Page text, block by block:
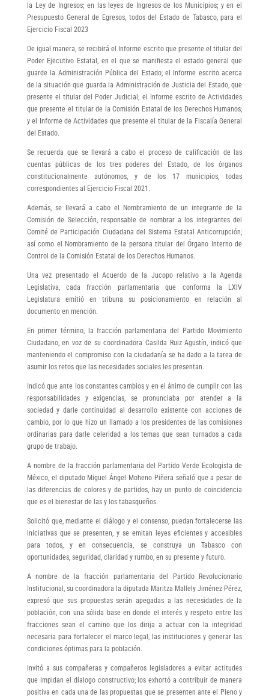
la Ley de Ingresos; en las leyes de Ingresos de los Municipios; y en el
Presupuesto General de Egresos, todos del Estado de Tabasco, para el
Ejercicio Fiscal 2023
De igual manera, se recibirá el Informe escrito que presente el titular del
Poder Ejecutivo Estatal, en el que se manifiesta el estado general que
guarde la Administración Pública del Estado; el Informe escrito acerca
de la situación que guarda la Administración de Justicia del Estado, que
presente el titular del Poder Judicial; el Informe escrito de Actividades
que presente el titular de la Comisión Estatal de los Derechos Humanos;
y el Informe de Actividades que presente el titular de la Fiscalía General
del Estado.
Se recuerda que se llevará a cabo el proceso de calificación de las
cuentas públicas de los tres poderes del Estado, de los órganos
constitucionalmente autónomos, y de los 17 municipios, todas
correspondientes al Ejercicio Fiscal 2021.
Además, se llevará a cabo el Nombramiento de un integrante de la
Comisión de Selección, responsable de nombrar a los integrantes del
Comité de Participación Ciudadana del Sistema Estatal Anticorrupción;
así como el Nombramiento de la persona titular del Órgano Interno de
Control de la Comisión Estatal de los Derechos Humanos.
Una vez presentado el Acuerdo de la Jucopo relativo a la Agenda
Legislativa, cada fracción parlamentaria que conforma la LXIV
Legislatura emitió en tribuna su posicionamiento en relación al
documento en mención.
En primer término, la fracción parlamentaria del Partido Movimiento
Ciudadano, en voz de su coordinadora Casilda Ruiz Agustín, indicó que
manteniendo el compromiso con la ciudadanía se ha dado a la tarea de
asumir los retos que las necesidades sociales les presentan.
Indicó que ante los constantes cambios y en el ánimo de cumplir con las
responsabilidades y exigencias, se pronunciaba por atender a la
sociedad y darle continuidad al desarrollo existente con acciones de
cambio, por lo que hizo un llamado a los presidentes de las comisiones
ordinarias para darle celeridad a los temas que sean turnados a cada
grupo de trabajo.
A nombre de la fracción parlamentaria del Partido Verde Ecologista de
México, el diputado Miguel Ángel Moheno Piñera señaló que a pesar de
las diferencias de colores y de partidos, hay un punto de coincidencia
que es el bienestar de las y los tabasqueños.
Solicitó que, mediante el diálogo y el consenso, puedan fortalecerse las
iniciativas que se presenten, y se emitan leyes eficientes y accesibles
para todos, y en consecuencia, se construya un Tabasco con
oportunidades, seguridad, claridad y rumbo, en su presente y futuro.
A nombre de la fracción parlamentaria del Partido Revolucionario
Institucional, su coordinadora la diputada Maritza Mallely Jiménez Pérez,
expresó que sus propuestas serán apegadas a las necesidades de la
población, con una sólida base en donde el interés y respeto entre las
fracciones sean el camino que los dirija a actuar con la integridad
necesaria para fortalecer el marco legal, las instituciones y generar las
condiciones óptimas para la población.
Invitó a sus compañeras y compañeros legisladores a evitar actitudes
que impidan el dialogo constructivo; los exhortó a contribuir de manera
positiva en cada una de las propuestas que se presenten ante el Pleno y